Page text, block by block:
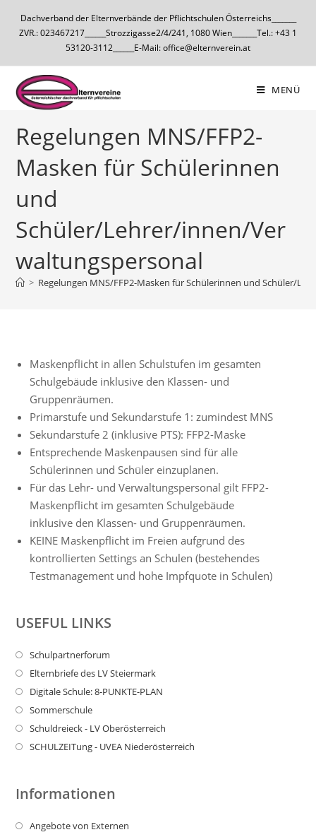
Dachverband der Elternverbände der Pflichtschulen Österreichs_______
ZVR.: 023467217______Strozzigasse2/4/241, 1080 Wien_______Tel.: +43 1
53120-3112______E-Mail: office@elternverein.at
MENÜ
Regelungen MNS/FFP2-
Masken für Schülerinnen
und
Schüler/Lehrer/innen/Ver
waltungspersonal
> Regelungen MNS/FFP2-Masken für Schülerinnen und Schüler/
Maskenpflicht in allen Schulstufen im gesamten
Schulgebäude inklusive den Klassen- und
Gruppenräumen.
Primarstufe und Sekundarstufe 1: zumindest MNS
Sekundarstufe 2 (inklusive PTS): FFP2-Maske
Entsprechende Maskenpausen sind für alle
Schülerinnen und Schüler einzuplanen.
Für das Lehr- und Verwaltungspersonal gilt FFP2-
Maskenpflicht im gesamten Schulgebäude
inklusive den Klassen- und Gruppenräumen.
KEINE Maskenpflicht im Freien aufgrund des
kontrollierten Settings an Schulen (bestehendes
Testmanagement und hohe Impfquote in Schulen)
USEFUL LINKS
Schulpartnerforum
Elternbriefe des LV Steiermark
Digitale Schule: 8-PUNKTE-PLAN
Sommerschule
Schuldreieck - LV Oberösterreich
SCHULZEITung - UVEA Niederösterreich
Informationen
Angebote von Externen